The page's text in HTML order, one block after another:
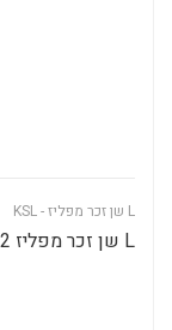
L שן זכר מפליז - KSL
L שן זכר מפליז 10-1/2